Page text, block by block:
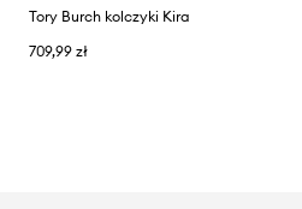
Tory Burch kolczyki Kira
709,99 zł